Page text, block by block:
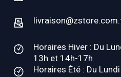
Horaires Hiver : Du
13h et 14h-17h
Horaires Été : Du